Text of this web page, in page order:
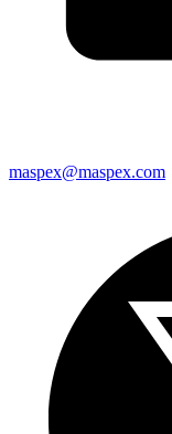
maspex@maspex.com